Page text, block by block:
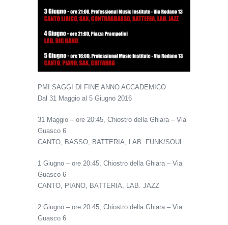
PMI SAGGI DI FINE ANNO ACCADEMICO
Dal 31 Maggio al 5 Giugno 2016
31 Maggio – ore 20:45, Chiostro della Ghiara – Via
Guasco 6
CANTO, BASSO, BATTERIA, LAB. FUNK/SOUL
1 Giugno – ore 20:45, Chiostro della Ghiara – Via
Guasco 6
CANTO, PIANO, BATTERIA, LAB. JAZZ
2 Giugno – ore 20:45, Chiostro della Ghiara – Via
Guasco 6